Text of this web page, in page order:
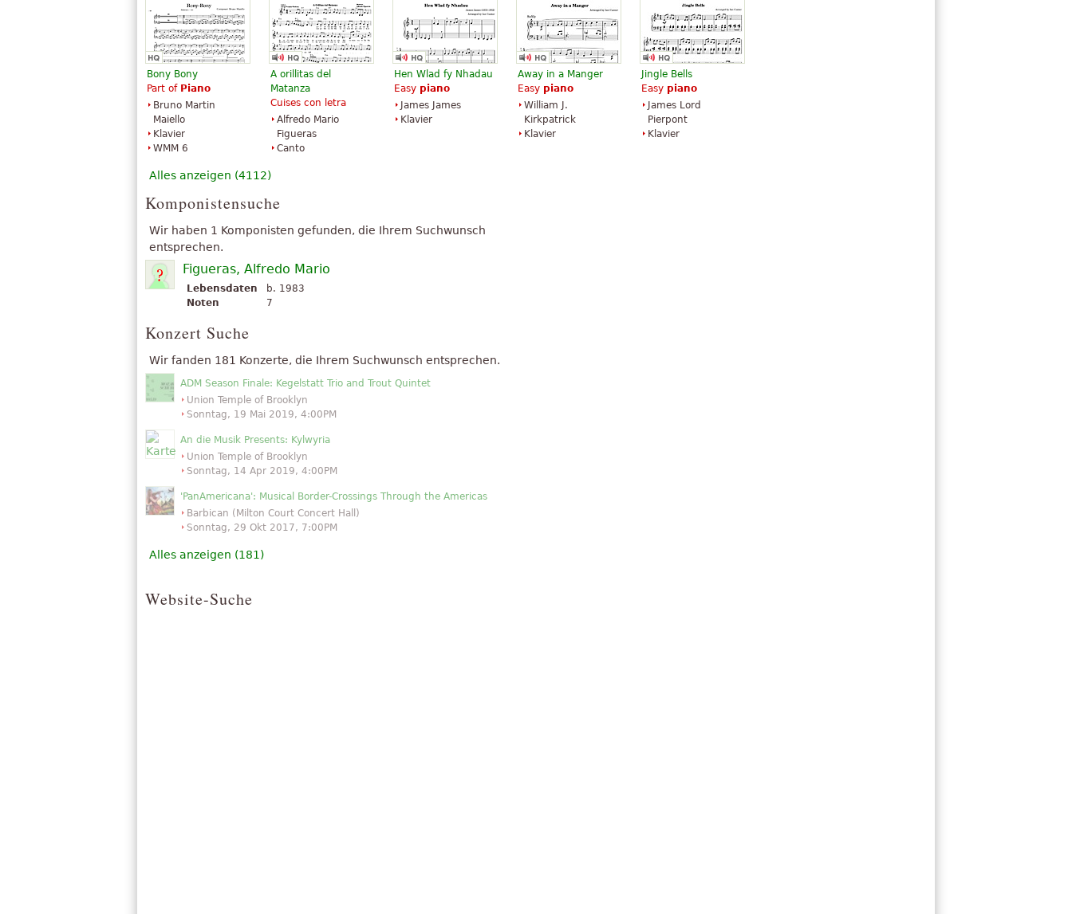
Bony Bony
Part of Piano
Bruno Martin
Maiello
Klavier
WMM 6
A orillitas del
Matanza
Cuises con letra
Alfredo Mario
Figueras
Canto
Hen Wlad fy Nhadau
Easy piano
James James
Klavier
Away in a Manger
Easy piano
William J.
Kirkpatrick
Klavier
Jingle Bells
Easy piano
James Lord
Pierpont
Klavier
Alles anzeigen (4112)
Komponistensuche
Wir haben 1 Komponisten gefunden, die Ihrem Suchwunsch
entsprechen.
Figueras, Alfredo Mario
Lebensdaten
b. 1983
Noten
7
Konzert Suche
Wir fanden 181 Konzerte, die Ihrem Suchwunsch entsprechen.
ADM Season Finale: Kegelstatt Trio and Trout Quintet
Union Temple of Brooklyn
Sonntag, 19 Mai 2019, 4:00PM
An die Musik Presents: Kylwyria
Union Temple of Brooklyn
Sonntag, 14 Apr 2019, 4:00PM
'PanAmericana': Musical Border-Crossings Through the Americas
Barbican (Milton Court Concert Hall)
Sonntag, 29 Okt 2017, 7:00PM
Alles anzeigen (181)
Website-Suche